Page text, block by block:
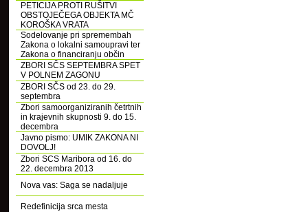
PETICIJA PROTI RUŠITVI
OBSTOJEČEGA OBJEKTA MČ
KOROŠKA VRATA
Sodelovanje pri spremembah
Zakona o lokalni samoupravi ter
Zakona o financiranju občin
ZBORI SČS SEPTEMBRA SPET
V POLNEM ZAGONU
ZBORI SČS od 23. do 29.
septembra
Zbori samoorganiziranih četrtnih
in krajevnih skupnosti 9. do 15.
decembra
Javno pismo: UMIK ZAKONA NI
DOVOLJ!
Zbori SCS Maribora od 16. do
22. decembra 2013
Nova vas: Saga se nadaljuje
Redefinicija srca mesta